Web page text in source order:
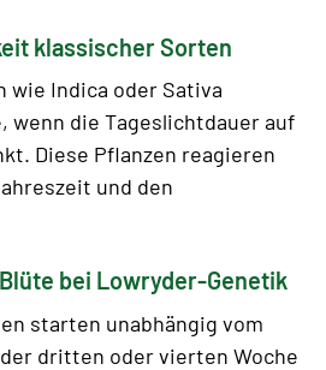
klassischer Sorten
wie Indica oder Sativa
wenn die Tageslichtdauer auf
Diese Pflanzen reagieren
und den
bei Lowryder-Genetik
starten unabhängig vom
dritten oder vierten Woche